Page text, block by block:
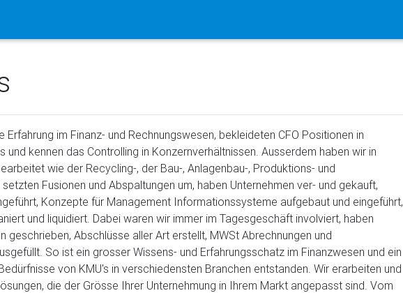
Erfahrung im Finanz- und Rechnungswesen, bekleideten CFO Positionen in
und kennen das Controlling in Konzernverhältnissen. Ausserdem haben wir in
wie der Recycling-, der Bau-, Anlagenbau-, Produktions- und
Fusionen und Abspaltungen um, haben Unternehmen ver- und gekauft,
Konzepte für Management Informationssysteme aufgebaut und eingeführt,
und liquidiert. Dabei waren wir immer im Tagesgeschäft involviert, haben
geschrieben, Abschlüsse aller Art erstellt, MWSt Abrechnungen und
So ist ein grosser Wissens- und Erfahrungsschatz im Finanzwesen und ein
von KMU's in verschiedensten Branchen entstanden. Wir erarbeiten und
die der Grösse Ihrer Unternehmung in Ihrem Markt angepasst sind. Vom